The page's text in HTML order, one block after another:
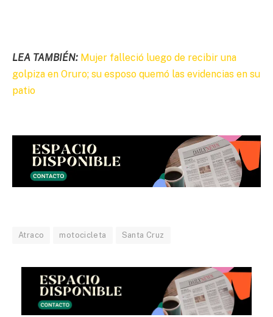
LEA TAMBIÉN: Mujer falleció luego de recibir una
golpiza en Oruro; su esposo quemó las evidencias en su
patio
Atraco motocicleta Santa Cruz